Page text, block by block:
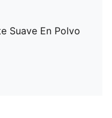
Suave En Polvo